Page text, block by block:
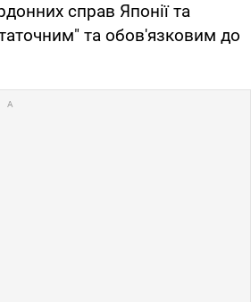
справ Японії та
та обов'язковим до